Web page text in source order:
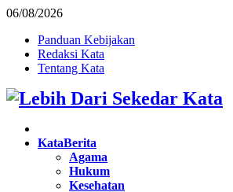
06/08/2026
Panduan Kebijakan
Redaksi Kata
Tentang Kata
Facebook
Twitter
Instagram
Pinterest
Youtube
KataBerita
Agama
Hukum
Kesehatan